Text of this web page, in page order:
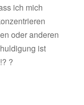
ich mich
oder anderen
ist
?